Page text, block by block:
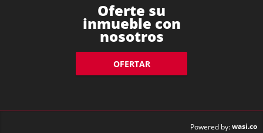
Oferte su
inmueble con
nosotros
OFERTAR
Powered by:wasi.co